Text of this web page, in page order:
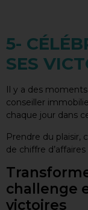
5-
SES
Il y a des
conseiller
chaque jour dans
Prendre du plaisir,
de chiffre
challenge
victoires